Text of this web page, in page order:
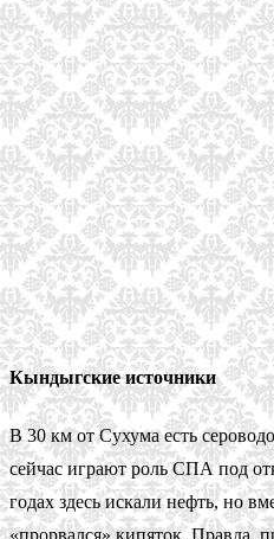
Кындыгские источники
В 30 км от Сухума есть
сейчас играют роль СПА под
годах здесь искали нефть, но
«прорвался» кипяток. Правда,